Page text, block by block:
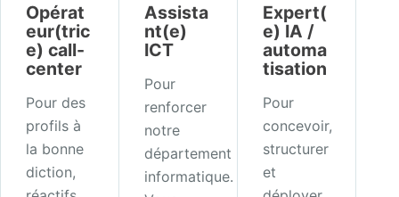
Opérat
eur(tric
e) call-
center
Pour des
profils à
la bonne
diction,
Assista
nt(e)
ICT
Pour
renforcer
notre
département
informatique.
Expert(
e) IA /
automa
tisation
Pour
concevoir,
structurer
et